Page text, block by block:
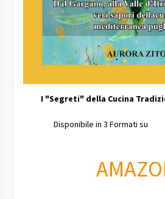
I "Segreti" della Cucina
Disponibile in 3 Formati su